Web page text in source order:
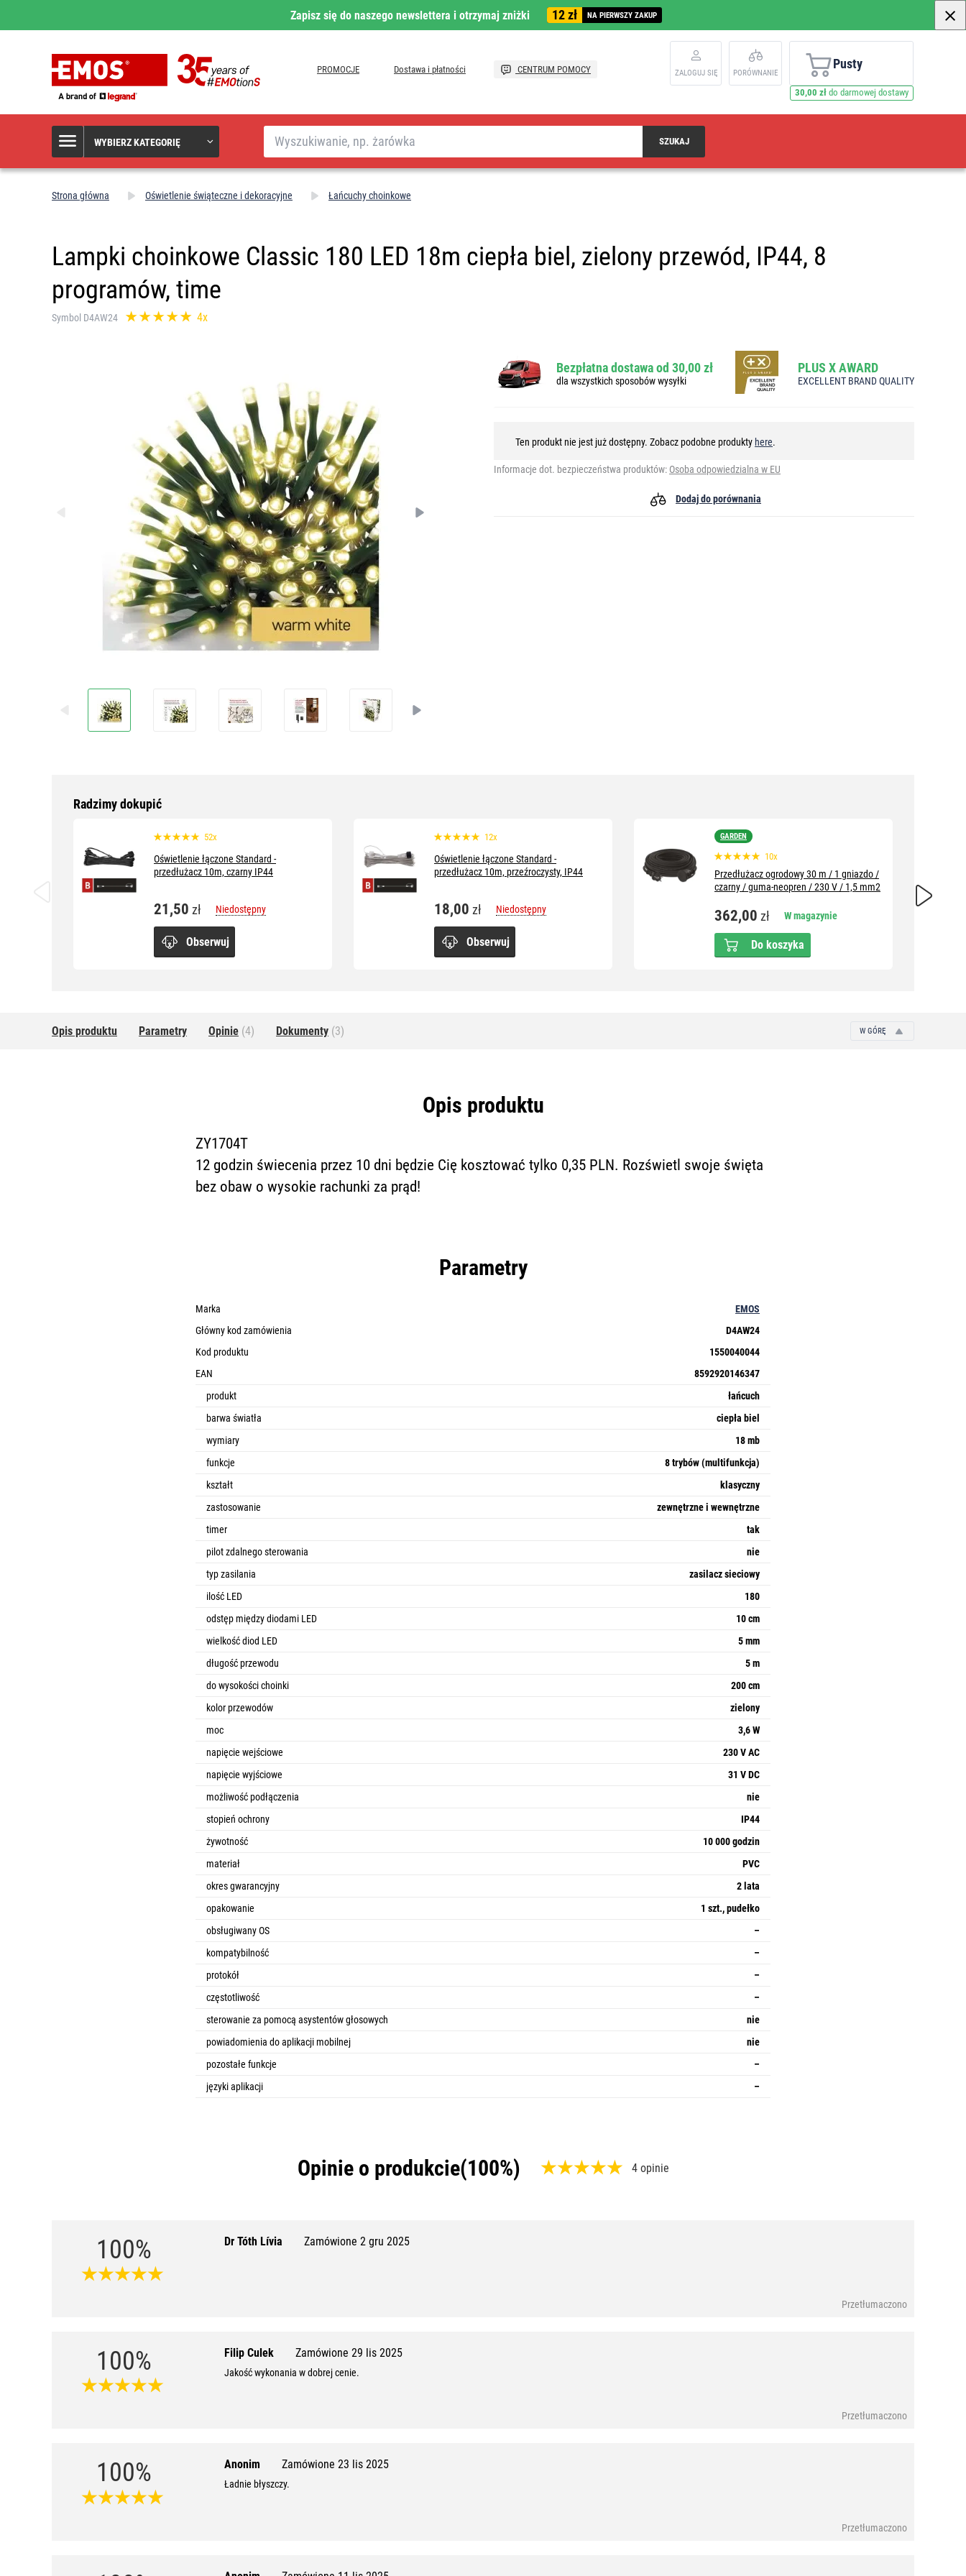
Zapisz się do naszego newslettera i otrzymaj zniżki 12 zł NA PIERWSZY ZAKUP
PROMOCJE Dostawa i płatności CENTRUM POMOCY ZALOGUJ SIĘ PORÓWNANIE
Pusty
30,00 złdo darmowej dostawy
WYBIERZ KATEGORIĘ
Szukaj
SZUKAJ
Strona główna Oświetlenie świąteczne i dekoracyjne Łańcuchy choinkowe
Lampki choinkowe Classic 180 LED 18m ciepła biel, zielony przewód, IP44, 8
programów, time
Symbol D4AW24 4x
Bezpłatna dostawa od 30,00 zł
dla wszystkich sposobów wysyłki
PLUS X AWARD
EXCELLENT BRAND QUALITY
Ten produkt nie jest już dostępny. Zobacz podobne produkty here.
Informacje dot. bezpieczeństwa produktów: Osoba odpowiedzialna w EU
Dodaj do porównania
Radzimy dokupić
52x
Oświetlenie łączone Standard -
przedłużacz 10m, czarny IP44
21,50 zł Niedostępny
Obserwuj
12x
Oświetlenie łączone Standard -
przedłużacz 10m, przeźroczysty, IP44
18,00 zł Niedostępny
Obserwuj
GARDEN
10x
Przedłużacz ogrodowy 30 m / 1 gniazdo /
czarny / guma-neopren / 230 V / 1,5 mm2
362,00 zł W magazynie
Do koszyka
Opis produktu Parametry Opinie (4) Dokumenty (3) W GÓRĘ
Opis produktu
ZY1704T
12 godzin świecenia przez 10 dni będzie Cię kosztować tylko 0,35 PLN. Rozświetl swoje święta
bez obaw o wysokie rachunki za prąd!
Parametry
Marka
EMOS
Główny kod zamówienia
D4AW24
Kod produktu
1550040044
EAN
8592920146347
produkt
łańcuch
barwa światła
ciepła biel
wymiary
18 mb
funkcje
8 trybów (multifunkcja)
kształt
klasyczny
zastosowanie
zewnętrzne i wewnętrzne
timer
tak
pilot zdalnego sterowania
nie
typ zasilania
zasilacz sieciowy
ilość LED
180
odstęp między diodami LED
10 cm
wielkość diod LED
5 mm
długość przewodu
5 m
do wysokości choinki
200 cm
kolor przewodów
zielony
moc
3,6 W
napięcie wejściowe
230 V AC
napięcie wyjściowe
31 V DC
możliwość podłączenia
nie
stopień ochrony
IP44
żywotność
10 000 godzin
materiał
PVC
okres gwarancyjny
2 lata
opakowanie
1 szt., pudełko
obsługiwany OS
–
kompatybilność
–
protokół
–
częstotliwość
–
sterowanie za pomocą asystentów głosowych
nie
powiadomienia do aplikacji mobilnej
nie
pozostałe funkcje
–
języki aplikacji
–
Opinie o produkcie
,
0
(100%) 4 opinie
100%
Przetłumaczono
Dr Tóth Lívia Zamówione 2 gru 2025
100%
Przetłumaczono
Filip Culek Zamówione 29 lis 2025
Jakość wykonania w dobrej cenie.
100%
Przetłumaczono
Anonim Zamówione 23 lis 2025
Ładnie błyszczy.